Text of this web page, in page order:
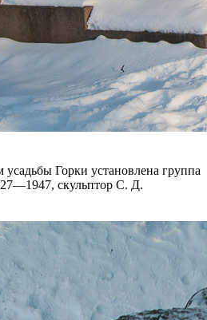
Горки установлена группа
скульптор С. Д.